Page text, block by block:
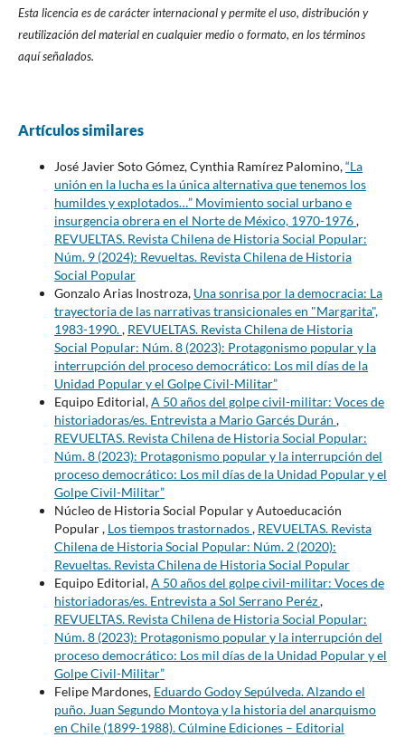
Esta licencia es de carácter internacional y permite el uso, distribución y
reutilización del material en cualquier medio o formato, en los términos
aquí señalados.
Artículos similares
José Javier Soto Gómez, Cynthia Ramírez Palomino,“La
unión en la lucha es la única alternativa que tenemos los
humildes y explotados…” Movimiento social urbano e
insurgencia obrera en el Norte de México, 1970-1976,
REVUELTAS. Revista Chilena de Historia Social Popular:
Núm. 9 (2024): Revueltas. Revista Chilena de Historia
Social Popular
Gonzalo Arias Inostroza, Una sonrisa por la democracia: La
trayectoria de las narrativas transicionales en "Margarita",
1983-1990., REVUELTAS. Revista Chilena de Historia
Social Popular: Núm. 8 (2023): Protagonismo popular y la
interrupción del proceso democrático: Los mil días de la
Unidad Popular y el Golpe Civil-Militar”
Equipo Editorial,A 50 años del golpe civil-militar: Voces de
historiadoras/es. Entrevista a Mario Garcés Durán ,
REVUELTAS. Revista Chilena de Historia Social Popular:
Núm. 8 (2023): Protagonismo popular y la interrupción del
proceso democrático: Los mil días de la Unidad Popular y el
Golpe Civil-Militar”
Núcleo de Historia Social Popular y Autoeducación
Popular , Los tiempos trastornados, REVUELTAS. Revista
Chilena de Historia Social Popular: Núm. 2 (2020):
Revueltas. Revista Chilena de Historia Social Popular
Equipo Editorial,A 50 años del golpe civil-militar: Voces de
historiadoras/es. Entrevista a Sol Serrano Peréz,
REVUELTAS. Revista Chilena de Historia Social Popular:
Núm. 8 (2023): Protagonismo popular y la interrupción del
proceso democrático: Los mil días de la Unidad Popular y el
Golpe Civil-Militar”
Felipe Mardones, Eduardo Godoy Sepúlveda. Alzando el
puño. Juan Segundo Montoya y la historia del anarquismo
en Chile (1899-1988). Cúlmine Ediciones – Editorial